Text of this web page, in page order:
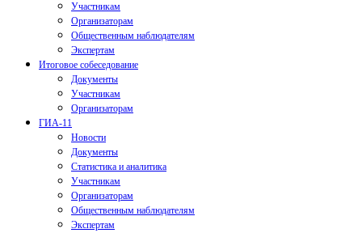
Участникам
Организаторам
Общественным наблюдателям
Экспертам
Итоговое собеседование
Документы
Участникам
Организаторам
ГИА-11
Новости
Документы
Статистика и аналитика
Участникам
Организаторам
Общественным наблюдателям
Экспертам